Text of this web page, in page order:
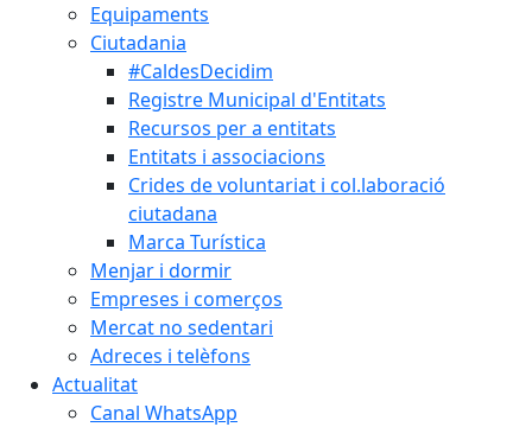
Equipaments
Ciutadania
#CaldesDecidim
Registre Municipal d'Entitats
Recursos per a entitats
Entitats i associacions
Crides de voluntariat i col.laboració
ciutadana
Marca Turística
Menjar i dormir
Empreses i comerços
Mercat no sedentari
Adreces i telèfons
Actualitat
Canal WhatsApp